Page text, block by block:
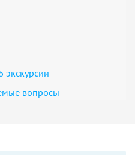
экскурсии
вопросы